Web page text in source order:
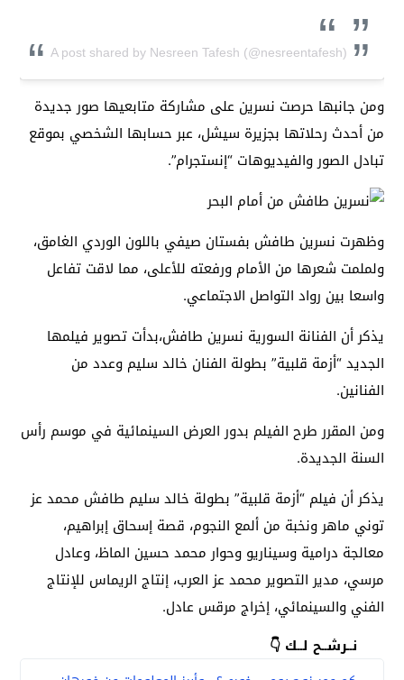
A post shared by Nesreen Tafesh (@nesreentafesh)
ومن جانبها حرصت نسرين على مشاركة متابعيها صور جديدة
من أحدث رحلاتها بجزيرة سيشل، عبر حسابها الشخصي بموقع
تبادل الصور والفيديوهات “إنستجرام”.
وظهرت نسرين طافش بفستان صيفي باللون الوردي الغامق،
ولملمت شعرها من الأمام ورفعته للأعلى، مما لاقت تفاعل
واسعا بين رواد التواصل الاجتماعي.
يذكر أن الفنانة السورية نسرين طافش،بدأت تصوير فيلمها
الجديد “أزمة قلبية” بطولة الفنان خالد سليم وعدد من
الفنانين.
ومن المقرر طرح الفيلم بدور العرض السينمائية في موسم رأس
السنة الجديدة.
يذكر أن فيلم “أزمة قلبية” بطولة خالد سليم طافش محمد عز
توني ماهر ونخبة من ألمع النجوم، قصة إسحاق إبراهيم،
معالجة درامية وسيناريو وحوار محمد حسين الماظ، وعادل
مرسي، مدير التصوير محمد عز العرب، إنتاج الريماس للإنتاج
الفني والسينمائي، إخراج مرقس عادل.
نــرشــح لــك 👇